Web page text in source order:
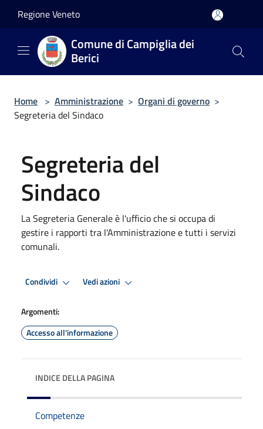
Regione Veneto
Comune di Campiglia dei
Berici
Home > Amministrazione > Organi di governo >
Segreteria del Sindaco
Segreteria del
Sindaco
La Segreteria Generale è l'ufficio che si occupa di
gestire i rapporti tra l'Amministrazione e tutti i servizi
comunali.
Condividi Vedi azioni
Argomenti:
Accesso all'informazione
INDICE DELLA PAGINA
Competenze